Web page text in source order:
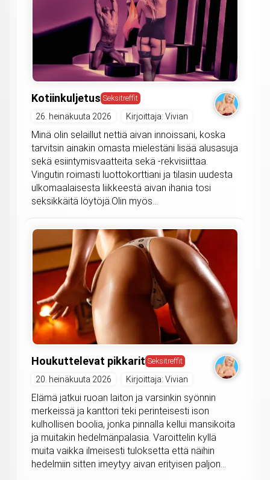
Kotiinkuljetus Seksitreffit
26. heinäkuuta 2026 Kirjoittaja: Vivian
Minä olin selaillut nettiä aivan innoissani, koska
tarvitsin ainakin omasta mielestäni lisää alusasuja
sekä esiintymisvaatteita sekä -rekvisiittaa.
Vingutin roimasti luottokorttiani ja tilasin uudesta
ulkomaalaisesta liikkeestä aivan ihania tosi
seksikkäitä löytöjä.Olin myös...
Houkuttelevat pikkarit Seksitreffit
20. heinäkuuta 2026 Kirjoittaja: Vivian
Elämä jatkui ruoan laiton ja varsinkin syönnin
merkeissä ja kanttori teki perinteisesti ison
kulhollisen boolia, jonka pinnalla kellui mansikoita
ja muitakin hedelmänpalasia. Varoittelin kyllä
muita vaikka ilmeisesti tuloksetta että näihin
hedelmiin sitten imeytyy aivan erityisen paljon...